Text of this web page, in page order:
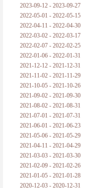
2023-09-12 - 2023-09-27
2022-05-01 - 2022-05-15
2022-04-11 - 2022-04-30
2022-03-02 - 2022-03-17
2022-02-07 - 2022-02-25
2022-01-06 - 2022-01-31
2021-12-12 - 2021-12-31
2021-11-02 - 2021-11-29
2021-10-05 - 2021-10-26
2021-09-02 - 2021-09-30
2021-08-02 - 2021-08-31
2021-07-01 - 2021-07-31
2021-06-01 - 2021-06-23
2021-05-06 - 2021-05-29
2021-04-11 - 2021-04-29
2021-03-03 - 2021-03-30
2021-02-09 - 2021-02-26
2021-01-05 - 2021-01-28
2020-12-03 - 2020-12-31